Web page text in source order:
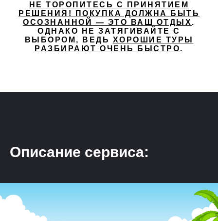
НЕ ТОРОПИТЕСЬ С ПРИНЯТИЕМ
РЕШЕНИЯ! ПОКУПКА ДОЛЖНА БЫТЬ
ОСОЗНАННОЙ — ЭТО ВАШ ОТДЫХ .
ОДНАКО НЕ ЗАТЯГИВАЙТЕ С
ВЫБОРОМ, ВЕДЬ ХОРОШИЕ ТУРЫ
РАЗБИРАЮТ ОЧЕНЬ БЫСТРО.
Описание сервиса: